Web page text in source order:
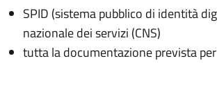
SPID (sistema pubblico di identità
nazionale dei servizi (CNS)
tutta la documentazione prevista